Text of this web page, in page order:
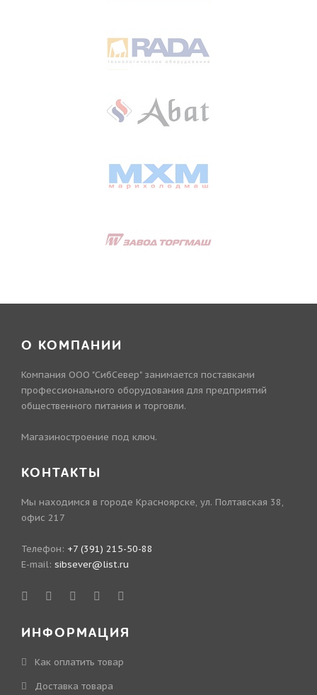
О КОМПАНИИ
Компания ООО "СибСевер" занимается поставками
профессионального оборудования для предприятий
общественного питания и торговли.
Магазиностроение под ключ.
КОНТАКТЫ
Мы находимся в городе Красноярске, ул. Полтавская 38,
офис 217
Телефон: +7 (391) 215-50-88
E-mail: sibsever@list.ru
ИНФОРМАЦИЯ
Как оплатить товар
Доставка товара